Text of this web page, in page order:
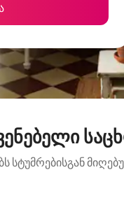
სტუმრებისგან